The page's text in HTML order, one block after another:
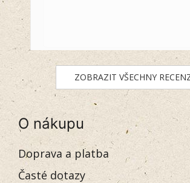
ZOBRAZIT VŠECHNY
O nákupu
Doprava a platba
Časté dotazy